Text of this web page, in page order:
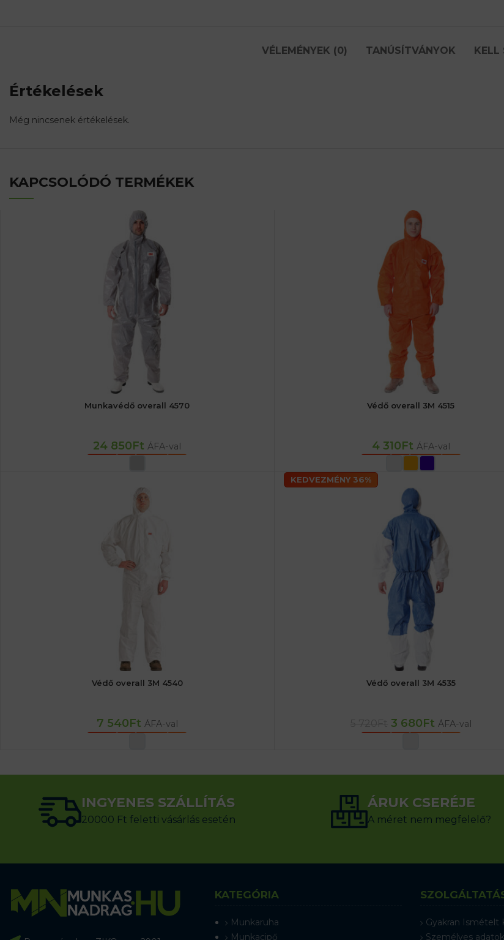
VÉLEMÉNYEK (0) TANÚSÍTVÁNYOK KELL
Értékelések
Még nincsenek értékelések.
KAPCSOLÓDÓ TERMÉKEK
Munkavédő overall 4570
24 850Ft ÁFA-val
Védő overall 3M 4515
4 310Ft ÁFA-val
OPCIÓK VÁLASZTÁSA
Védő overall 3M 4540
7 540Ft ÁFA-val
OPCIÓK VÁLASZTÁSA
KEDVEZMÉNY 36%
Védő overall 3M 4535
3 680Ft ÁFA-val
OPCIÓK VÁLASZTÁSA
INGYENES SZÁLLÍTÁS
20000 Ft feletti vásárlás esetén
ÁRUK CSERÉJE
A méret nem megfelelő?
KATEGÓRIA
Munkaruha
Munkacipő
Gyakran Ismételt
Személyes